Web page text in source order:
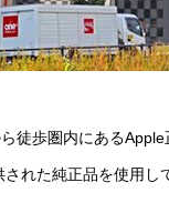
徒歩圏内にある
れた純正品を使用し